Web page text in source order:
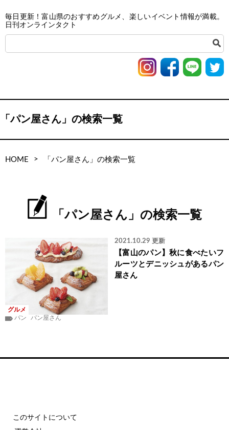
毎日更新！富山県のおすすめグルメ、楽しいイベント情報が満載。
日刊オンラインタクト
「パン屋さん」の検索一覧
HOME > 「パン屋さん」の検索一覧
「パン屋さん」の検索一覧
グルメ
2021.10.29 更新
【富山のパン】秋に食べたいフ
ルーツとデニッシュがあるパン
屋さん
パン パン屋さん
このサイトについて